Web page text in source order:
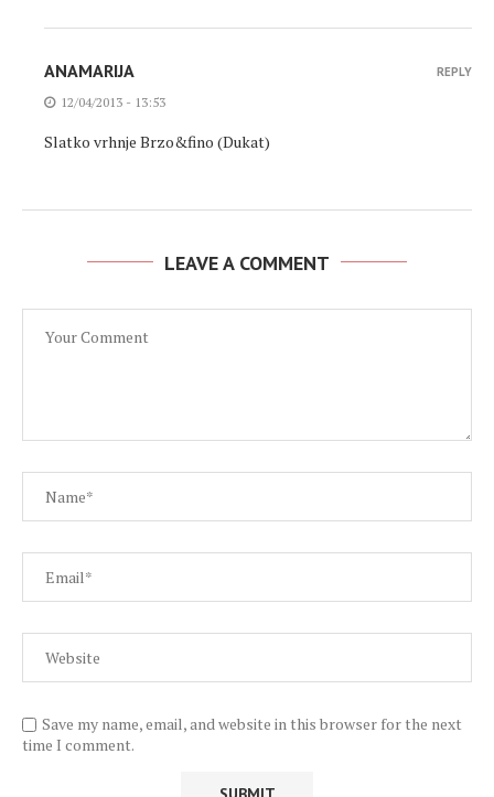
ANAMARIJA
12/04/2013 - 13:53
Slatko vrhnje Brzo&fino (Dukat)
REPLY
LEAVE A COMMENT
Save my name, email, and website in this browser for the next
time I comment.